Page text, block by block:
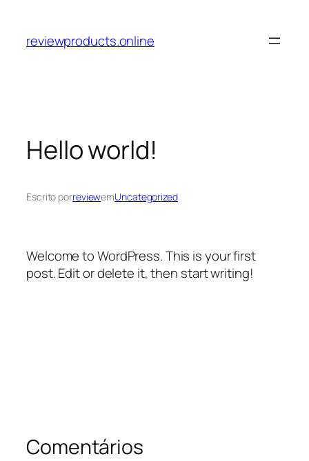
reviewproducts.online
Hello world!
Escrito porreviewemUncategorized
Welcome to WordPress. This is your first
post. Edit or delete it, then start writing!
Comentários